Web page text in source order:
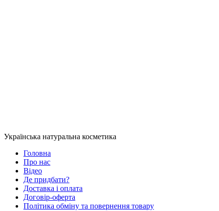
Українська натуральна косметика
Головна
Про нас
Відео
Де придбати?
Доставка і оплата
Договір-оферта
Політика обміну та повернення товару